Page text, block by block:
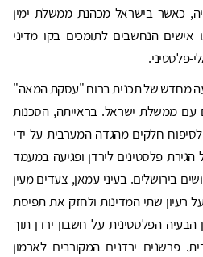
כאשר בישראל מכהנת ממשלת ימין
אישים הנחשבים לתומכים בקו מדיני
פלסטיני.
מחדש של תכנית ברוח "עסקת המאה"
ממשלת ישראל. בראייתה, הסכנות
חלקים מהגדה המערבית על ידי
הגירת פלסטינים לירדן ופגיעה במעמד
בירושלים. בעיני עמאן, צעדים מעין
רעיון שתי המדינות ולחזק את תפיסת
הפלסטינית על חשבון ירדן תוך
פרשנים ירדנים המקורבים לארמון